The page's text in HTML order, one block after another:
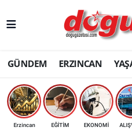
GÜNDEM ERZINCAN
Erzincan EĞİTİM EKONOMİ
ERZINCAN
GÜNDEM
ERZİNCAN
SAĞLIK